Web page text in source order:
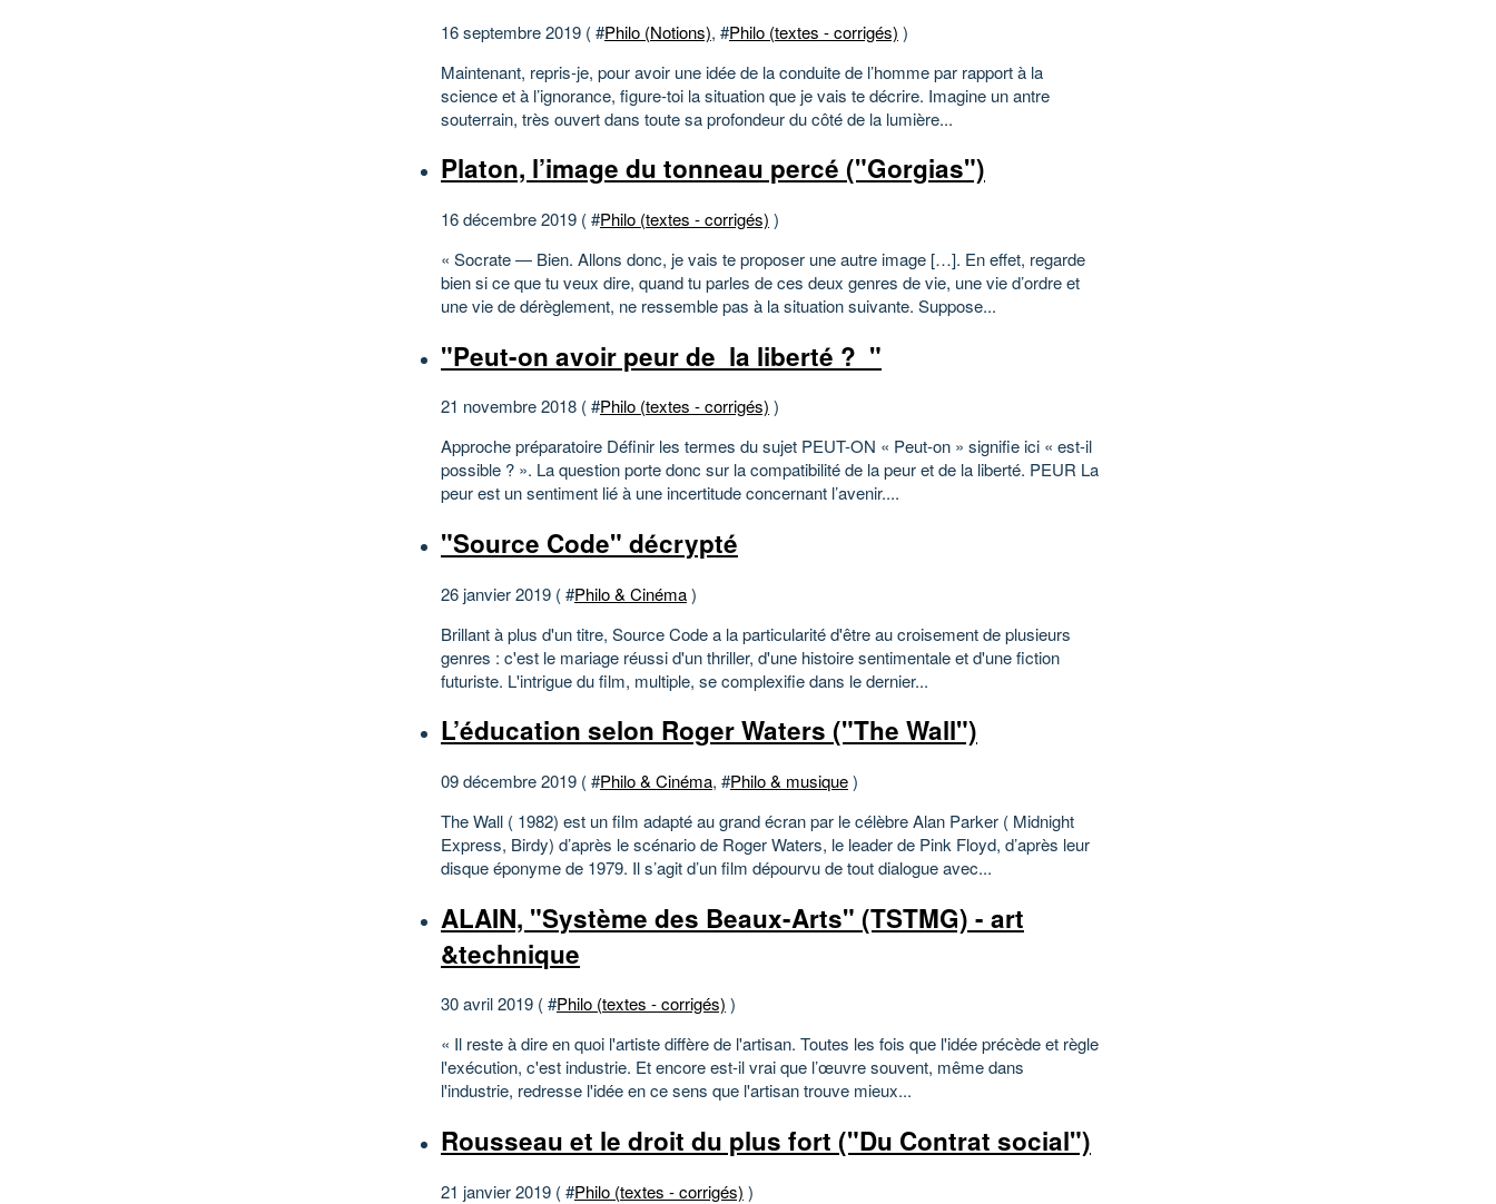
16 septembre 2019 ( #Philo (Notions), #Philo (textes - corrigés) )
Maintenant, repris-je, pour avoir une idée de la conduite de l’homme par rapport à la
science et à l’ignorance, figure-toi la situation que je vais te décrire. Imagine un antre
souterrain, très ouvert dans toute sa profondeur du côté de la lumière...
Platon, l’image du tonneau percé ("Gorgias")
16 décembre 2019 ( #Philo (textes - corrigés) )
« Socrate — Bien. Allons donc, je vais te proposer une autre image […]. En effet, regarde
bien si ce que tu veux dire, quand tu parles de ces deux genres de vie, une vie d’ordre et
une vie de dérèglement, ne ressemble pas à la situation suivante. Suppose...
"Peut-on avoir peur de la liberté ? "
21 novembre 2018 ( #Philo (textes - corrigés) )
Approche préparatoire Définir les termes du sujet PEUT-ON « Peut-on » signifie ici « est-il
possible ? ». La question porte donc sur la compatibilité de la peur et de la liberté. PEUR La
peur est un sentiment lié à une incertitude concernant l’avenir....
"Source Code" décrypté
26 janvier 2019 ( #Philo & Cinéma)
Brillant à plus d'un titre, Source Code a la particularité d'être au croisement de plusieurs
genres : c'est le mariage réussi d'un thriller, d'une histoire sentimentale et d'une fiction
futuriste. L'intrigue du film, multiple, se complexifie dans le dernier...
L’éducation selon Roger Waters ("The Wall")
09 décembre 2019 ( #Philo & Cinéma, #Philo & musique)
The Wall ( 1982) est un film adapté au grand écran par le célèbre Alan Parker ( Midnight
Express, Birdy) d’après le scénario de Roger Waters, le leader de Pink Floyd, d’après leur
disque éponyme de 1979. Il s’agit d’un film dépourvu de tout dialogue avec...
ALAIN, "Système des Beaux-Arts" (TSTMG) - art
&technique
30 avril 2019 ( #Philo (textes - corrigés) )
« Il reste à dire en quoi l'artiste diffère de l'artisan. Toutes les fois que l'idée précède et règle
l'exécution, c'est industrie. Et encore est-il vrai que l’œuvre souvent, même dans
l'industrie, redresse l'idée en ce sens que l'artisan trouve mieux...
Rousseau et le droit du plus fort ("Du Contrat social")
21 janvier 2019 ( #Philo (textes - corrigés) )